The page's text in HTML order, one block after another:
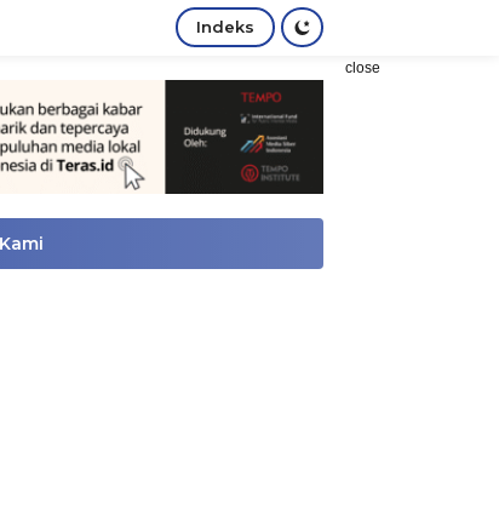
Indeks
close